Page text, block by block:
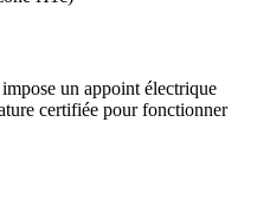
un appoint électrique
certifiée pour fonctionner